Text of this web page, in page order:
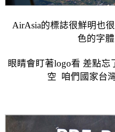
AirAsia的標誌很鮮明也
色的字體
眼睛會盯著logo看 差點忘
空 咱們國家台